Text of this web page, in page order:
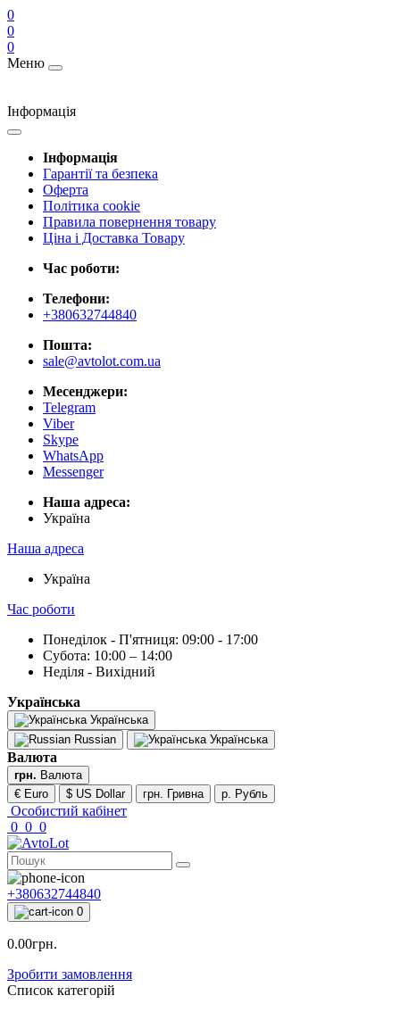
0
0
0
Меню
Інформація
Інформація
Гарантії та безпека
Оферта
Політика cookie
Правила повернення товару
Ціна і Доставка Товару
Час роботи:
Телефони:
+380632744840
Пошта:
sale@avtolot.com.ua
Месенджери:
Telegram
Viber
Skype
WhatsApp
Messenger
Наша адреса:
Українa
Наша адреса
Українa
Час роботи
Понеділок - П'ятниця: 09:00 - 17:00
Субота: 10:00 – 14:00
Неділя - Вихідний
Українська
Українська
Russian
Українська
Валюта
грн. Валюта
€ Euro
$ US Dollar грн. Гривна р. Рубль
Особистий кабінет
0 0 0
+380632744840
0
0.00грн.
Зробити замовлення
Список категорій